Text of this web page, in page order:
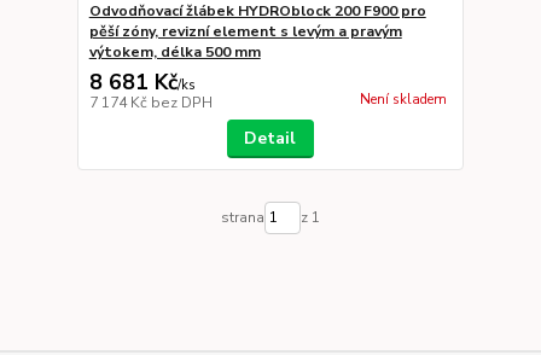
Odvodňovací žlábek HYDROblock 200 F900 pro
pěší zóny, revizní element s levým a pravým
výtokem, délka 500 mm
8 681 Kč/ks
7 174 Kč bez DPH Není skladem
Detail
strana z 1